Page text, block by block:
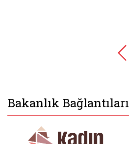
Bakanlık Bağlantıları